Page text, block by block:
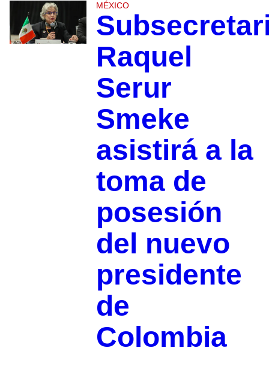
MÉXICO
Raquel
Serur
Smeke
asistirá a la
toma de
posesión
del nuevo
presidente
de
Colombia